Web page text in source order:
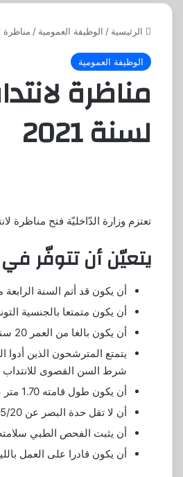
الرئيسية / الوظيفة العمومية / مناظرة
الوظيفة العمومية
مناظرة
لسنة 2021
تعتزم وزارة الدّاخليّة فتح مناظرة
يتعيّن أن تتوفّر
أن يكون قد أتم السنة
أن يكون متمتعا بالجنسية
أن يكون بالغا من العمر 20 سنة على الأقل بتاريخ 01 جانفي 2021 و24 سنة على الأكثر بتاريخ 01 جانفي 2021 و
يتمتع المترشحون الذين
شرط السن القصوى
أن يكون طول قامته 1.70 متر على الأقل بالنسبة للذكور و 1.65 متر على الأقل بالنسبة للفتيات.
أن لا تقل حدة البصر عن 15/20 للعينين قبل إصلاح النظر بالنظارات.
أن يثبت الفحص الطبي
أن يكون قادرا على العمل